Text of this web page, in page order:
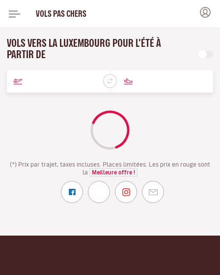
VOLS PAS CHERS
VOLS VERS LA LUXEMBOURG POUR L'ÉTÉ À
PARTIR DE
(*) Prix par trajet, taxes incluses. Places limitées. Les prix en rouge sont
la
Meilleure offre !